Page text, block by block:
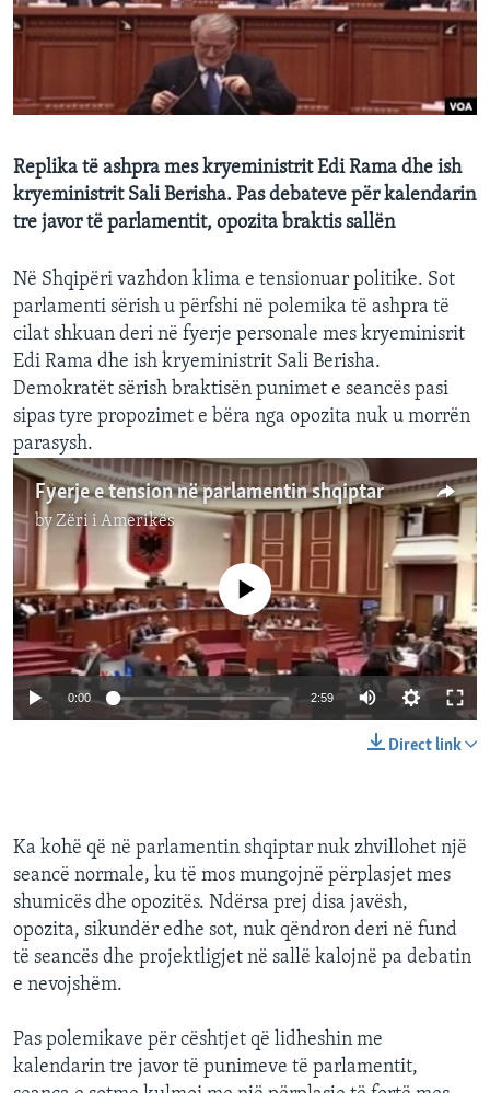
INTERVISTA
Replika të ashpra mes kryeministrit Edi Rama dhe ish
kryeministrit Sali Berisha. Pas debateve për kalendarin
tre javor të parlamentit, opozita braktis sallën
Në Shqipëri vazhdon klima e tensionuar politike. Sot
parlamenti sërish u përfshi në polemika të ashpra të
cilat shkuan deri në fyerje personale mes kryeminisrit
Edi Rama dhe ish kryeministrit Sali Berisha.
Demokratët sërish braktisën punimet e seancës pasi
sipas tyre propozimet e bëra nga opozita nuk u morrën
parasysh.
Fyerje e tension në parlamentin shqiptar
byZëri i Amerikës
No media source currently available
0:00 2:59
Direct link
Ka kohë që në parlamentin shqiptar nuk zhvillohet një
seancë normale, ku të mos mungojnë përplasjet mes
shumicës dhe opozitës. Ndërsa prej disa javësh,
opozita, sikundër edhe sot, nuk qëndron deri në fund
të seancës dhe projektligjet në sallë kalojnë pa debatin
e nevojshëm.
Pas polemikave për cështjet që lidheshin me
kalendarin tre javor të punimeve të parlamentit,